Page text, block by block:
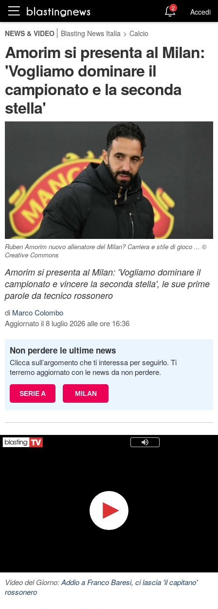
2 Accedi
NEWS & VIDEO Blasting News Italia > Calcio
Amorim si presenta al Milan:
'Vogliamo dominare il
campionato e la seconda
stella'
Ruben Amorim nuovo allenatore del Milan? Carriera e stile di gioco ... ©
Creative Commons
Amorim si presenta al Milan: 'Vogliamo dominare il
campionato e vincere la seconda stella', le sue prime
parole da tecnico rossonero
di Marco Colombo
Aggiornato il 8 luglio 2026 alle ore 16:36
Non perdere le ultime news
Clicca sull’argomento che ti interessa per seguirlo. Ti
terremo aggiornato con le news da non perdere.
SERIE A MILAN
Video del Giorno:Addio a Franco Baresi, ci lascia 'il capitano'
rossonero